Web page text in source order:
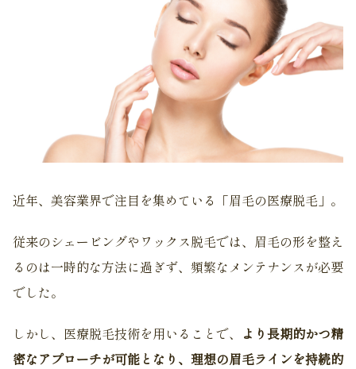
近年、美容業界で注目を集めている「眉毛の医療脱毛」。
従来のシェービングやワックス脱毛では、眉毛の形を整え
るのは一時的な方法に過ぎず、頻繁なメンテナンスが必要
でした。
しかし、医療脱毛技術を用いることで、
より長期的かつ精
密なアプローチが可能となり、理想の眉毛ラインを持続的